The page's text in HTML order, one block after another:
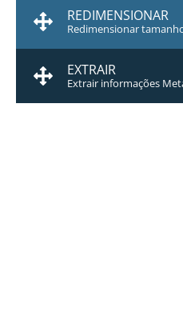
REDIMENSIONAR
Redimensionar
EXTRAIR
Extrair informações